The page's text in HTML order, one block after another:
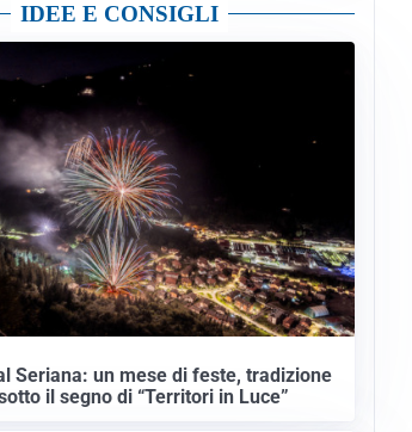
IDEE E CONSIGLI
Seriana: un mese di feste, tradizione
il segno di “Territori in Luce”